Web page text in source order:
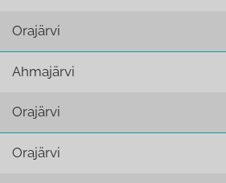
Orajärvi
Ahmajärvi
Orajärvi
Orajärvi